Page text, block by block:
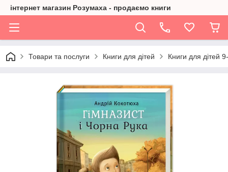
інтернет магазин Розумаха - продаємо книги
Товари та послуги Книги для дітей Книги для дітей